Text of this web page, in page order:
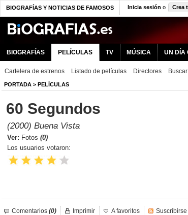
BIOGRAFÍAS Y NOTICIAS DE FAMOSOS Inicia sesión o Crea
BIOGRAFÍAS PELÍCULAS TV MÚSICA UN DÍA
Cartelera de estrenos Listado de películas Directores
PORTADA > PELÍCULAS
60 Segundos
(2000) Buena Vista
Ver: Fotos (0)
Los usuarios votaron:
Comentarios (0) Imprimir A favoritos Suscribirse